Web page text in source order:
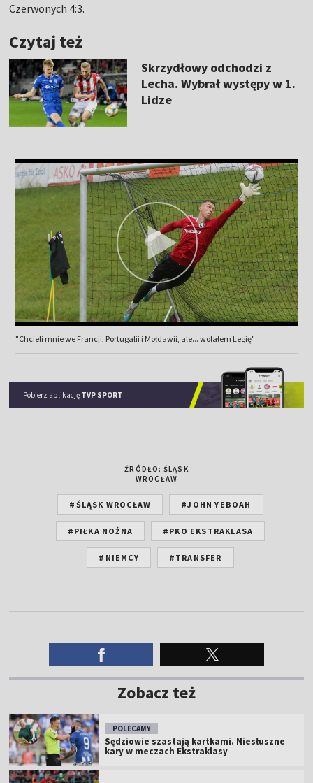
Czerwonych 4:3.
Czytaj też
Skrzydłowy odchodzi z
Lecha. Wybrał występy w 1.
Lidze
"Chcieli mnie we Francji, Portugalii i Mołdawii, ale... wolałem Legię"
Pobierz aplikację TVP SPORT
ŹRÓDŁO: ŚLĄSK
WROCŁAW
#ŚLĄSK WROCŁAW #JOHN YEBOAH
#PIŁKA NOŻNA #PKO EKSTRAKLASA
#NIEMCY #TRANSFER
Zobacz też
POLECAMY
Sędziowie szastają kartkami. Niesłuszne
kary w meczach Ekstraklasy